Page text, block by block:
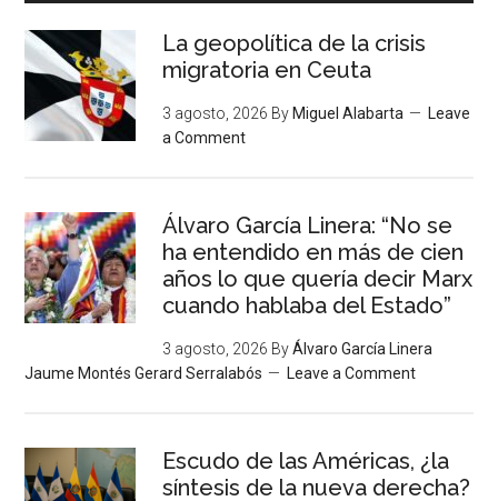
La geopolítica de la crisis
migratoria en Ceuta
3 agosto, 2026 By Miguel Alabarta
Leave
a Comment
Álvaro García Linera: “No se
ha entendido en más de cien
años lo que quería decir Marx
cuando hablaba del Estado”
3 agosto, 2026 ByÁlvaro García Linera
Jaume Montés Gerard Serralabós
Leave a Comment
Escudo de las Américas, ¿la
síntesis de la nueva derecha?